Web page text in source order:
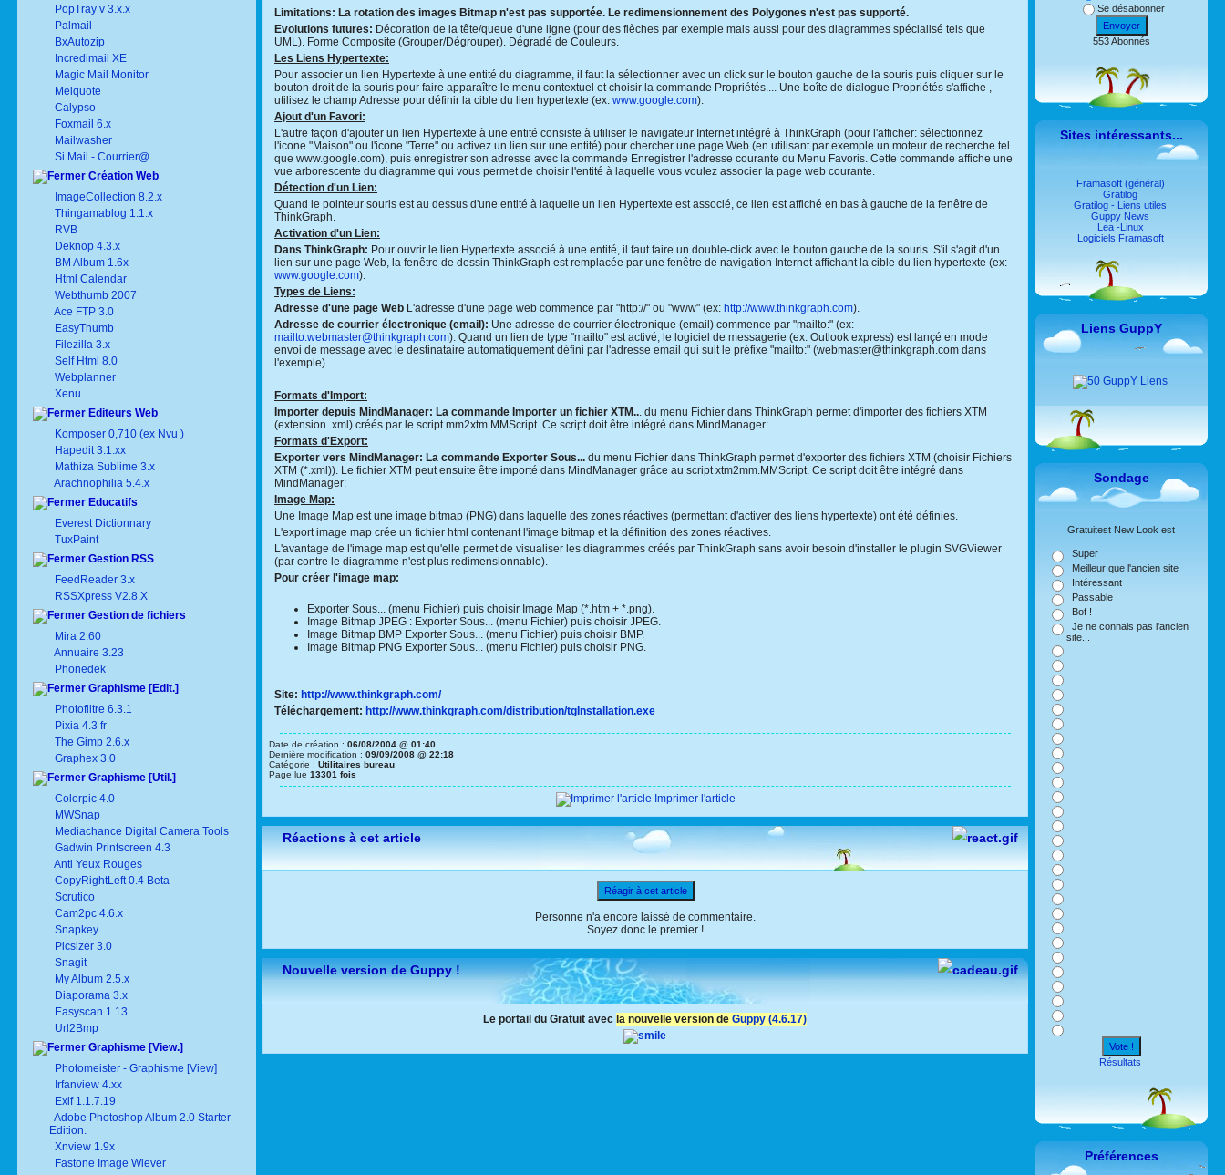
PopTray v 3.x.x
Palmail
BxAutozip
Incredimail XE
Magic Mail Monitor
Melquote
Calypso
Foxmail 6.x
Mailwasher
Si Mail - Courrier@
Création Web
ImageCollection 8.2.x
Thingamablog 1.1.x
RVB
Deknop 4.3.x
BM Album 1.6x
Html Calendar
Webthumb 2007
Ace FTP 3.0
EasyThumb
Filezilla 3.x
Self Html 8.0
Webplanner
Xenu
Editeurs Web
Komposer 0,710 (ex Nvu )
Hapedit 3.1.xx
Mathiza Sublime 3.x
Arachnophilia 5.4.x
Educatifs
Everest Dictionnary
TuxPaint
Gestion RSS
FeedReader 3.x
RSSXpress V2.8.X
Gestion de fichiers
Mira 2.60
Annuaire 3.23
Phonedek
Graphisme [Edit.]
Photofiltre 6.3.1
Pixia 4.3 fr
The Gimp 2.6.x
Graphex 3.0
Graphisme [Util.]
Colorpic 4.0
MWSnap
Mediachance Digital Camera Tools
Gadwin Printscreen 4.3
Anti Yeux Rouges
CopyRightLeft 0.4 Beta
Scrutico
Cam2pc 4.6.x
Snapkey
Picsizer 3.0
Snagit
My Album 2.5.x
Diaporama 3.x
Easyscan 1.13
Url2Bmp
Graphisme [View.]
Photomeister - Graphisme [View]
Irfanview 4.xx
Exif 1.1.7.19
Adobe Photoshop Album 2.0 Starter
Edition.
Xnview 1.9x
Fastone Image Wiever
Limitations: La rotation des images Bitmap n'est pas supportée. Le redimensionnement des Polygones n'est pas supporté.
Evolutions futures: Décoration de la tête/queue d'une ligne (pour des flèches par exemple mais aussi pour des diagrammes spécialisé tels que
UML). Forme Composite (Grouper/Dégrouper). Dégradé de Couleurs.
Les Liens Hypertexte:
Pour associer un lien Hypertexte à une entité du diagramme, il faut la sélectionner avec un click sur le bouton gauche de la souris puis cliquer sur le
bouton droit de la souris pour faire apparaître le menu contextuel et choisir la commande Propriétés.... Une boîte de dialogue Propriétés s'affiche ,
utilisez le champ Adresse pour définir la cible du lien hypertexte (ex: www.google.com).
Ajout d'un Favori:
L'autre façon d'ajouter un lien Hypertexte à une entité consiste à utiliser le navigateur Internet intégré à ThinkGraph (pour l'afficher: sélectionnez
l'icone "Maison" ou l'icone "Terre" ou activez un lien sur une entité) pour chercher une page Web (en utilisant par exemple un moteur de recherche tel
que www.google.com), puis enregistrer son adresse avec la commande Enregistrer l'adresse courante du Menu Favoris. Cette commande affiche une
vue arborescente du diagramme qui vous permet de choisir l'entité à laquelle vous voulez associer la page web courante.
Détection d'un Lien:
Quand le pointeur souris est au dessus d'une entité à laquelle un lien Hypertexte est associé, ce lien est affiché en bas à gauche de la fenêtre de
ThinkGraph.
Activation d'un Lien:
Dans ThinkGraph: Pour ouvrir le lien Hypertexte associé à une entité, il faut faire un double-click avec le bouton gauche de la souris. S'il s'agit d'un
lien sur une page Web, la fenêtre de dessin ThinkGraph est remplacée par une fenêtre de navigation Internet affichant la cible du lien hypertexte (ex:
www.google.com).
Types de Liens:
Adresse d'une page Web L'adresse d'une page web commence par "http://" ou "www" (ex: http://www.thinkgraph.com).
Adresse de courrier électronique (email): Une adresse de courrier électronique (email) commence par "mailto:" (ex:
mailto:webmaster@thinkgraph.com). Quand un lien de type "mailto" est activé, le logiciel de messagerie (ex: Outlook express) est lançé en mode
envoi de message avec le destinataire automatiquement défini par l'adresse email qui suit le préfixe "mailto:" (webmaster@thinkgraph.com dans
l'exemple).
Formats d'Import:
Importer depuis MindManager: La commande Importer un fichier XTM... du menu Fichier dans ThinkGraph permet d'importer des fichiers XTM
(extension .xml) créés par le script mm2xtm.MMScript. Ce script doit être intégré dans MindManager:
Formats d'Export:
Exporter vers MindManager: La commande Exporter Sous... du menu Fichier dans ThinkGraph permet d'exporter des fichiers XTM (choisir Fichiers
XTM (*.xml)). Le fichier XTM peut ensuite être importé dans MindManager grâce au script xtm2mm.MMScript. Ce script doit être intégré dans
MindManager:
Image Map:
Une Image Map est une image bitmap (PNG) dans laquelle des zones réactives (permettant d'activer des liens hypertexte) ont été définies.
L'export image map crée un fichier html contenant l'image bitmap et la définition des zones réactives.
L'avantage de l'image map est qu'elle permet de visualiser les diagrammes créés par ThinkGraph sans avoir besoin d'installer le plugin SVGViewer
(par contre le diagramme n'est plus redimensionnable).
Pour créer l'image map:
Exporter Sous... (menu Fichier) puis choisir Image Map (*.htm + *.png).
Image Bitmap JPEG : Exporter Sous... (menu Fichier) puis choisir JPEG.
Image Bitmap BMP Exporter Sous... (menu Fichier) puis choisir BMP.
Image Bitmap PNG Exporter Sous... (menu Fichier) puis choisir PNG.
Site: http://www.thinkgraph.com/
Téléchargement: http://www.thinkgraph.com/distribution/tgInstallation.exe
Date de création : 06/08/2004 @ 01:40
Dernière modification : 09/09/2008 @ 22:18
Catégorie : Utilitaires bureau
Page lue 13301 fois
Imprimer l'article
Réactions à cet article
Réagir à cet article
Personne n'a encore laissé de commentaire.
Soyez donc le premier !
Nouvelle version de Guppy !
Le portail du Gratuit avec la nouvelle version de Guppy (4.6.17)
Se désabonner
Envoyer
553 Abonnés
Sites intéressants...
Framasoft (général)
Gratilog
Gratilog - Liens utiles
Guppy News
Lea -Linux
Logiciels Framasoft
Liens GuppY
Sondage
Gratuitest New Look est
Super
Meilleur que l'ancien site
Intéressant
Passable
Bof !
Je ne connais pas l'ancien
site...
Vote !
Résultats
Préférences